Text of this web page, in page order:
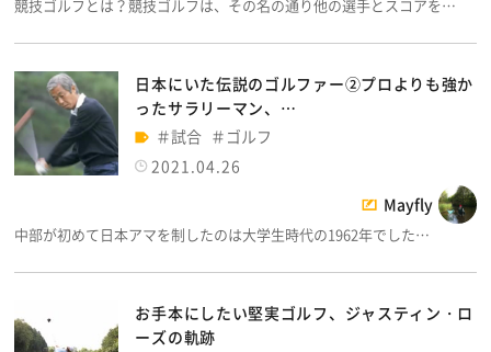
競技ゴルフとは？競技ゴルフは、その名の通り他の選手とスコアを…
日本にいた伝説のゴルファー②プロよりも強か
ったサラリーマン、…
試合
ゴルフ
2021.04.26
Mayfly
中部が初めて日本アマを制したのは大学生時代の1962年でした…
お手本にしたい堅実ゴルフ、ジャスティン・ロ
ーズの軌跡